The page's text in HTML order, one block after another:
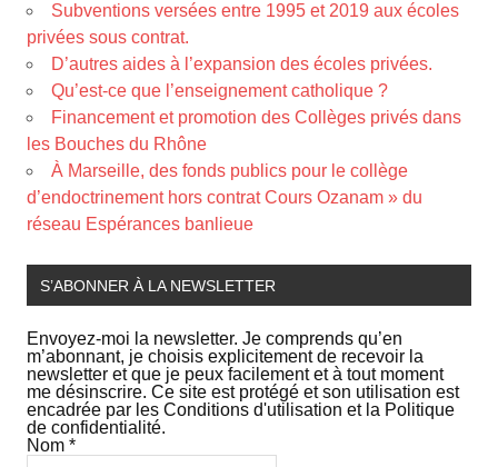
Subventions versées entre 1995 et 2019 aux écoles
privées sous contrat.
D’autres aides à l’expansion des écoles privées.
Qu’est-ce que l’enseignement catholique ?
Financement et promotion des Collèges privés dans
les Bouches du Rhône
À Marseille, des fonds publics pour le collège
d’endoctrinement hors contrat Cours Ozanam » du
réseau Espérances banlieue
S’ABONNER À LA NEWSLETTER
Envoyez-moi la newsletter. Je comprends qu’en
m’abonnant, je choisis explicitement de recevoir la
newsletter et que je peux facilement et à tout moment
me désinscrire. Ce site est protégé et son utilisation est
encadrée par les Conditions d'utilisation et la Politique
de confidentialité.
Nom *